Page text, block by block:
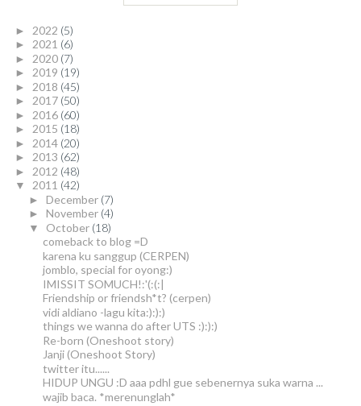
► 2022 (5)
► 2021 (6)
► 2020 (7)
► 2019 (19)
► 2018 (45)
► 2017 (50)
► 2016 (60)
► 2015 (18)
► 2014 (20)
► 2013 (62)
► 2012 (48)
▼ 2011 (42)
► December (7)
► November (4)
▼ October (18)
comeback to blog =D
karena ku sanggup (CERPEN)
jomblo, special for oyong:)
IMISSIT SOMUCH!:'(:(:|
Friendship or friendsh*t? (cerpen)
vidi aldiano -lagu kita:):):)
things we wanna do after UTS :):):)
Re-born (Oneshoot story)
Janji (Oneshoot Story)
twitter itu......
HIDUP UNGU :D aaa pdhl gue sebenernya suka warna ...
wajib baca. *merenunglah*